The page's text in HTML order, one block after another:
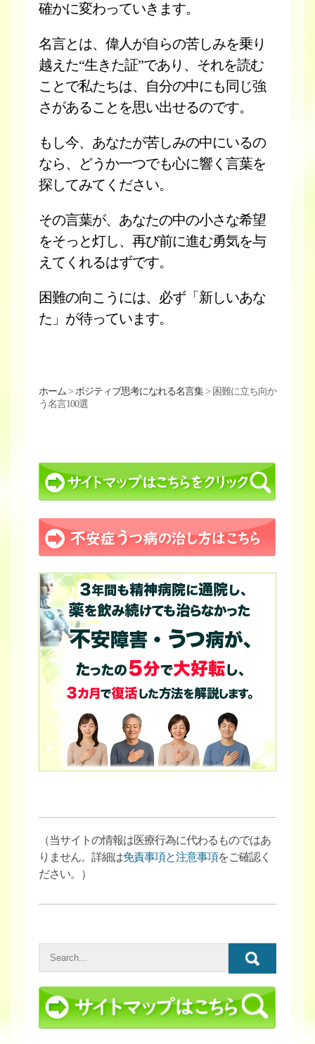
確かに変わっていきます。
名言とは、偉人が自らの苦しみを乗り
越えた“生きた証”であり、それを読む
ことで私たちは、自分の中にも同じ強
さがあることを思い出せるのです。
もし今、あなたが苦しみの中にいるの
なら、どうか一つでも心に響く言葉を
探してみてください。
その言葉が、あなたの中の小さな希望
をそっと灯し、再び前に進む勇気を与
えてくれるはずです。
困難の向こうには、必ず「新しいあな
た」が待っています。
ホーム > ポジティブ思考になれる名言集> 困難に立ち向か
う名言100選
（当サイトの情報は医療行為に代わるものではあ
りません。詳細は免責事項と注意事項をご確認く
ださい。）